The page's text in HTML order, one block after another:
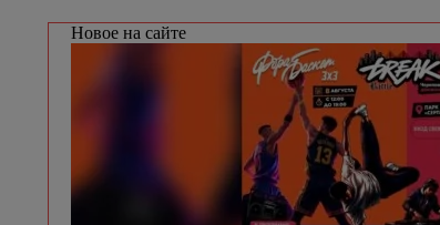
Новое на сайте